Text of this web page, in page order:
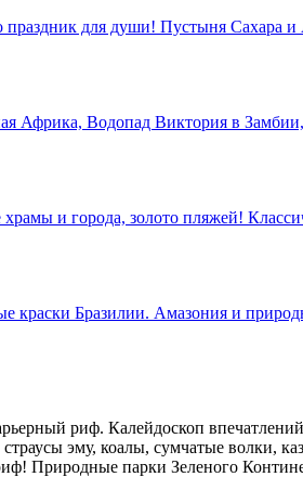
праздник для души! Пустыня Сахара и
Африка, Водопад Виктория в
и города, золото пляжей!
краски Бразилии. Амазония и
риф. Калейдоскоп
эму, коалы, сумчатые волки,
Природные парки Зеленого